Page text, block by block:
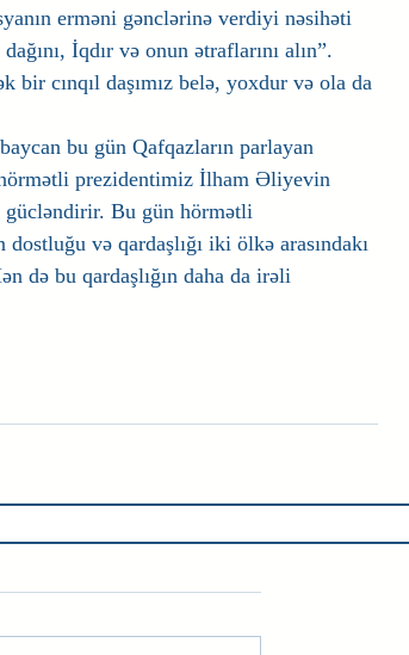
erməni gənclərinə verdiyi nəsihəti
İqdır və onun ətraflarını alın”.
cınqıl daşımız belə, yoxdur və ola da
bu gün Qafqazların parlayan
prezidentimiz İlham Əliyevin
gücləndirir. Bu gün hörmətli
və qardaşlığı iki ölkə arasındakı
də bu qardaşlığın daha da irəli